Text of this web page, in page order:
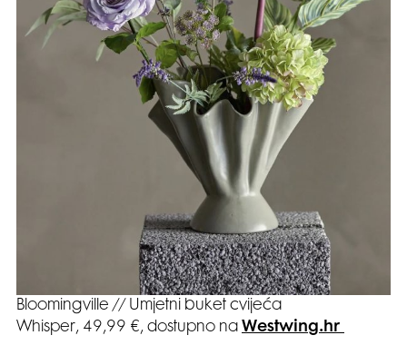
Bloomingville // Umjetni buket cvijeća
Whisper, 49,99 €, dostupno na Westwing.hr